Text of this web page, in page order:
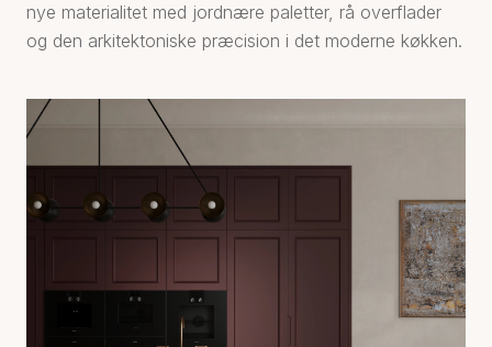
nye materialitet med jordnære paletter, rå overflader
og den arkitektoniske præcision i det moderne køkken.